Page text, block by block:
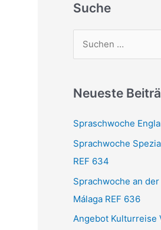
Suche
h
e
c
h
:
Neueste
Spraschwoche
Sprachwoche
REF 634
Sprachwoche an
Málaga REF 636
Angebot Kulturreise